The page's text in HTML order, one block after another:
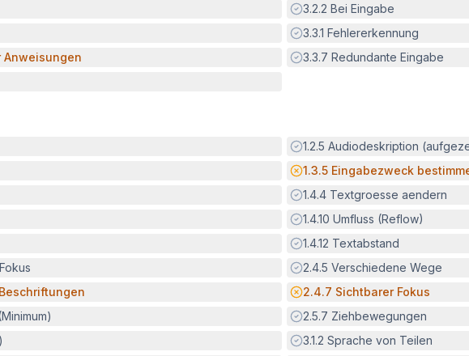
Erfüllt:
3.2.2 Bei Eingabe
Erfüllt:
3.3.1 Fehlererkennung
Anweisungen Erfüllt:
3.3.7 Redundante Eingabe
Erfüllt:
1.2.5 Audiodeskription
Potenzielle Barriere:
1.3.5 Eingabezweck
Erfüllt:
1.4.4 Textgroesse aendern
Erfüllt:
1.4.10 Umfluss (Reflow)
Erfüllt:
1.4.12 Textabstand
Erfüllt:
2.4.5 Verschiedene Wege
Potenzielle Barriere:
2.4.7 Sichtbarer Fokus
Erfüllt:
2.5.7 Ziehbewegungen
Erfüllt:
3.1.2 Sprache von Teilen